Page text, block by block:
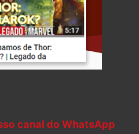
canal do WhatsApp